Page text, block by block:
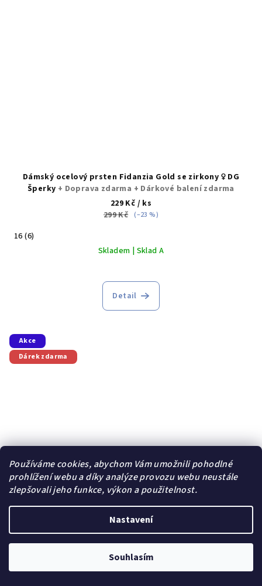
Používáme cookies, abychom Vám umožnili pohodlné
prohlížení webu a díky analýze provozu webu neustále
zlepšovali jeho funkce, výkon a použitelnost.
Nastavení
Souhlasím
Dámský ocelový prsten Fidanzia Gold se zirkony ♀️ DG
Šperky + Doprava zdarma + Dárkové balení zdarma
229 Kč / ks
299 Kč (–23 %)
16 (6)
Skladem | Sklad A
hodnocení
produktu
Detail
Akce
Dárek zdarma